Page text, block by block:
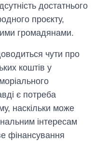
достатнього
проєкту,
громадянами.
чути про
коштів у
є потреба
наскільки може
інтересам
фінансування